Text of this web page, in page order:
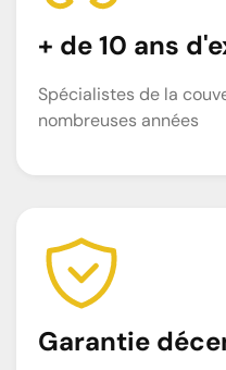
+ de 10 ans
Spécialistes de la
nombreuses années
Garantie